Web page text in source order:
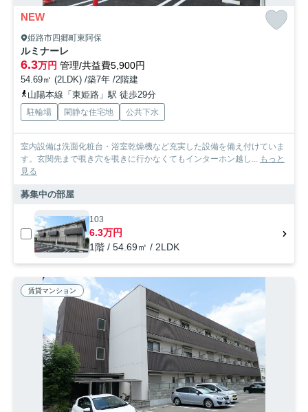
NEW
姫路市四郷町東阿保
ルミナーレ
6.3万円 管理/共益費5,900円
54.69㎡ (2LDK) /築7年 /2階建
山陽本線「東姫路」駅 徒歩29分
駐輪場 閑静な住宅地 公共下水
室内設備は洗面化粧台・浴室乾燥機など充実した設備を備え付けていま
す。玄関先まで覗き穴を覗きに行かなくてもインターホン越し... もっと
見る
募集中の部屋
103
6.3万円
1階 / 54.69㎡ / 2LDK
賃貸マンション